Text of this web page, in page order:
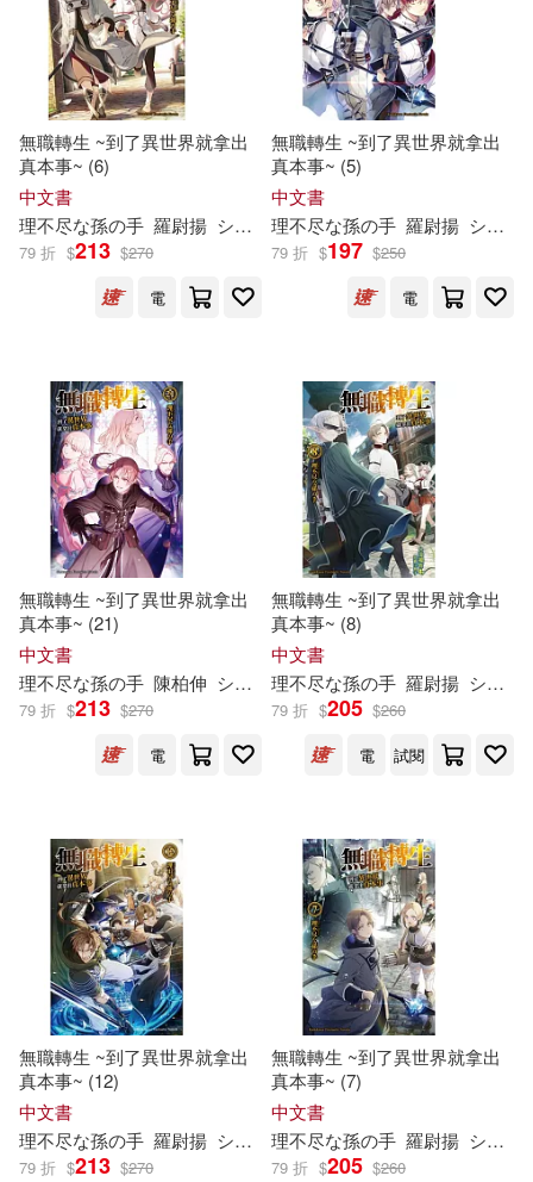
無職轉生 ~到了異世界就拿出
真本事~ (6)
中文書
理不尽な孫の手 羅尉揚 シロタカ
79 折 $213 $270
電
無職轉生 ~到了異世界就拿出
真本事~ (5)
中文書
理不尽な孫の手 羅尉揚 シロタカ
79 折 $197 $250
電
無職轉生 ~到了異世界就拿出
真本事~ (21)
中文書
理不尽な孫の手 陳柏伸 シロタカ
79 折 $213 $270
電
無職轉生 ~到了異世界就拿出
真本事~ (8)
中文書
理不尽な孫の手 羅尉揚 シロタカ
79 折 $205 $260
電
試閱
無職轉生 ~到了異世界就拿出
真本事~ (12)
中文書
理不尽な孫の手 羅尉揚 シロタカ
79 折 $213 $270
無職轉生 ~到了異世界就拿出
真本事~ (7)
中文書
理不尽な孫の手 羅尉揚 シロタカ
79 折 $205 $260